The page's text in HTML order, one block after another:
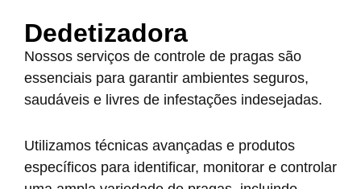
Dedetizadora
Nossos serviços de controle de pragas são
essenciais para garantir ambientes seguros,
saudáveis e livres de infestações indesejadas.
Utilizamos técnicas avançadas e produtos
específicos para identificar, monitorar e controlar